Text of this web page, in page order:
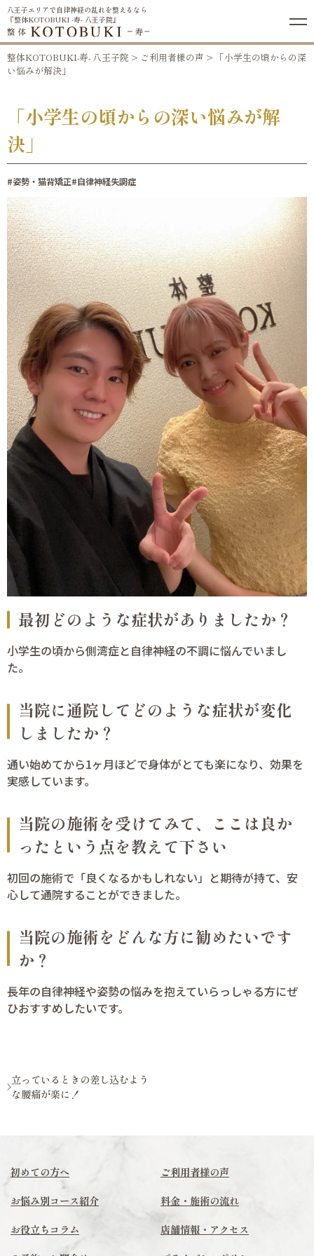
八王子エリアで自律神経の乱れを整えるなら
『整体KOTOBUKI -寿- 八王子院』
整体KOTOBUKI-寿- 八王子院 > ご利用者様の声 > 「小学生の頃からの深
い悩みが解決」
「小学生の頃からの深い悩みが解
決」
#姿勢・猫背矯正#自律神経失調症
最初どのような症状がありましたか？
小学生の頃から側湾症と自律神経の不調に悩んでいまし
た。
当院に通院してどのような症状が変化
しましたか？
通い始めてから1ヶ月ほどで身体がとても楽になり、効果を
実感しています。
当院の施術を受けてみて、ここは良か
ったという点を教えて下さい
初回の施術で「良くなるかもしれない」と期待が持て、安
心して通院することができました。
当院の施術をどんな方に勧めたいです
か？
長年の自律神経や姿勢の悩みを抱えていらっしゃる方にぜ
ひおすすめしたいです。
立っているときの差し込むよう
な腰痛が楽に！
初めての方へ ご利用者様の声
お悩み別コース紹介 料金・施術の流れ
お役立ちコラム 店舗情報・アクセス